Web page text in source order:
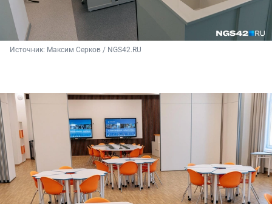
Источник: Максим Серков / NGS42.RU